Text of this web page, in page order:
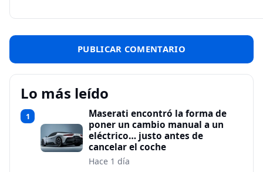
Lo más leído
1
Maserati encontró la forma de
poner un cambio manual a un
eléctrico… justo antes de
cancelar el coche
Hace 1 día